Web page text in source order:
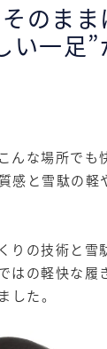
のまま
い一足”
んな場所でも
と雪駄の軽
りの技術と雪
はの軽快な履
した。